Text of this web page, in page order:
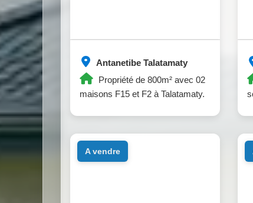
Antanetibe Talatamaty
Propriété de 800m² avec 02
maisons F15 et F2 à Talatamaty.
a vendre